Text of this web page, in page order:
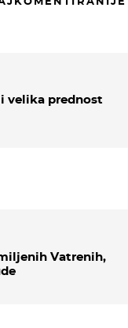
velika prednost
Vatrenih,